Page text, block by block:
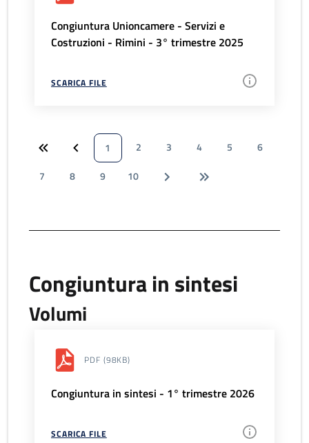
Congiuntura Unioncamere - Servizi e
Costruzioni - Rimini - 3° trimestre 2025
SCARICA FILE
1 2 3 4 5
6
7
8 9 10
Congiuntura in sintesi
Volumi
PDF (98KB)
Congiuntura in sintesi - 1° trimestre 2026
SCARICA FILE